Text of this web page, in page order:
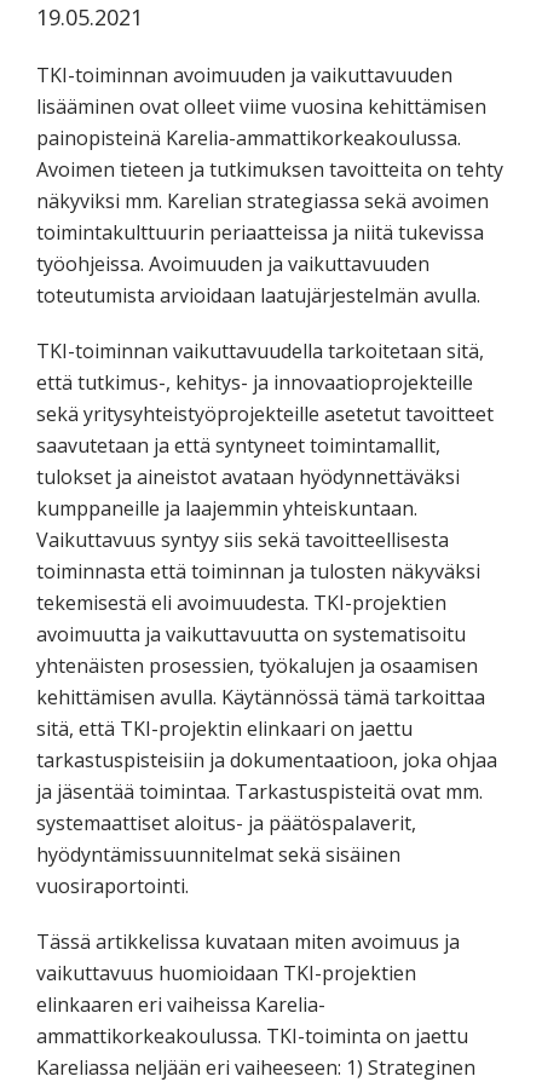
19.05.2021
TKI-toiminnan avoimuuden ja vaikuttavuuden
lisääminen ovat olleet viime vuosina kehittämisen
painopisteinä Karelia-ammattikorkeakoulussa.
Avoimen tieteen ja tutkimuksen tavoitteita on tehty
näkyviksi mm. Karelian strategiassa sekä avoimen
toimintakulttuurin periaatteissa ja niitä tukevissa
työohjeissa. Avoimuuden ja vaikuttavuuden
toteutumista arvioidaan laatujärjestelmän avulla.
TKI-toiminnan vaikuttavuudella tarkoitetaan sitä,
että tutkimus-, kehitys- ja innovaatioprojekteille
sekä yritysyhteistyöprojekteille asetetut tavoitteet
saavutetaan ja että syntyneet toimintamallit,
tulokset ja aineistot avataan hyödynnettäväksi
kumppaneille ja laajemmin yhteiskuntaan.
Vaikuttavuus syntyy siis sekä tavoitteellisesta
toiminnasta että toiminnan ja tulosten näkyväksi
tekemisestä eli avoimuudesta. TKI-projektien
avoimuutta ja vaikuttavuutta on systematisoitu
yhtenäisten prosessien, työkalujen ja osaamisen
kehittämisen avulla. Käytännössä tämä tarkoittaa
sitä, että TKI-projektin elinkaari on jaettu
tarkastuspisteisiin ja dokumentaatioon, joka ohjaa
ja jäsentää toimintaa. Tarkastuspisteitä ovat mm.
systemaattiset aloitus- ja päätöspalaverit,
hyödyntämissuunnitelmat sekä sisäinen
vuosiraportointi.
Tässä artikkelissa kuvataan miten avoimuus ja
vaikuttavuus huomioidaan TKI-projektien
elinkaaren eri vaiheissa Karelia-
ammattikorkeakoulussa. TKI-toiminta on jaettu
Kareliassa neljään eri vaiheeseen: 1) Strateginen